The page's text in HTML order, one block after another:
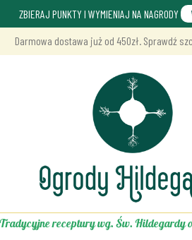
ZBIERAJ PUNKTY I WYMIENIAJ NA NAGRODY
Darmowa dostawa już od 450zł. Sprawdź
Tradycyjne receptury wg. Św. Hildegardy